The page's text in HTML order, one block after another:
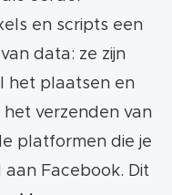
en scripts een
data: ze zijn
het plaatsen en
verzenden van
platformen die je
Facebook. Dit